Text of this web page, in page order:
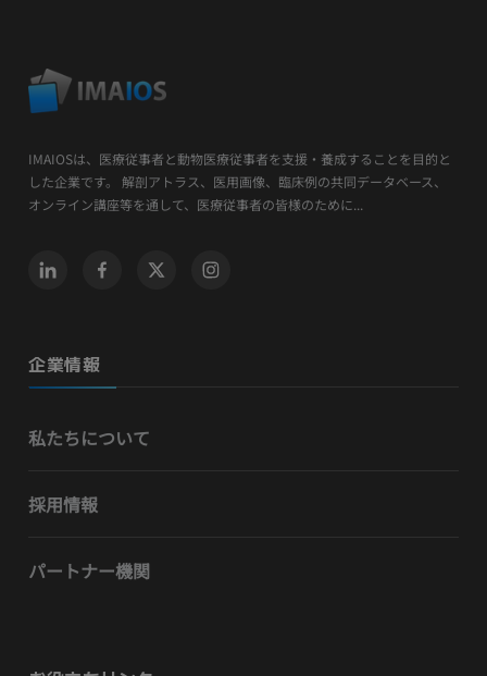
IMAIOSは、医療従事者と動物医療従事者を支援・養成することを目的と
した企業です。 解剖アトラス、医用画像、臨床例の共同データベース、
オンライン講座等を通して、医療従事者の皆様のために...
企業情報
私たちについて
採用情報
パートナー機関